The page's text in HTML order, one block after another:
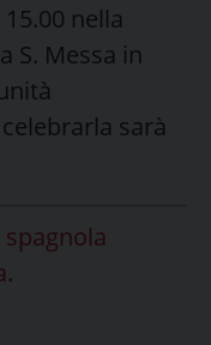
nella
S. Messa in
sarà
.